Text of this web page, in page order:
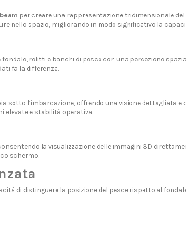
per creare una rappresentazione tridimensionale
nello spazio, migliorando in modo significativo la
relitti e banchi di pesce con una percezione
fa la differenza.
sotto l’imbarcazione, offrendo una visione dettagliata
elevate e stabilità operativa.
la visualizzazione delle immagini 3D
schermo.
di distinguere la posizione del pesce rispetto al